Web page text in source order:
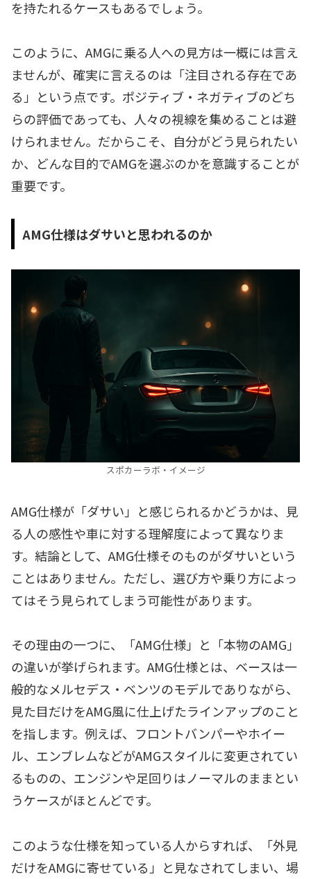
を持たれるケースもあるでしょう。
このように、AMGに乗る人への見方は一概には言え
ませんが、確実に言えるのは「注目される存在であ
る」という点です。ポジティブ・ネガティブのどち
らの評価であっても、人々の視線を集めることは避
けられません。だからこそ、自分がどう見られたい
か、どんな目的でAMGを選ぶのかを意識することが
重要です。
AMG仕様はダサいと思われるのか
スポカーラボ・イメージ
AMG仕様が「ダサい」と感じられるかどうかは、見
る人の感性や車に対する理解度によって異なりま
す。結論として、AMG仕様そのものがダサいという
ことはありません。ただし、選び方や乗り方によっ
てはそう見られてしまう可能性があります。
その理由の一つに、「AMG仕様」と「本物のAMG」
の違いが挙げられます。AMG仕様とは、ベースは一
般的なメルセデス・ベンツのモデルでありながら、
見た目だけをAMG風に仕上げたラインアップのこと
を指します。例えば、フロントバンパーやホイー
ル、エンブレムなどがAMGスタイルに変更されてい
るものの、エンジンや足回りはノーマルのままとい
うケースがほとんどです。
このような仕様を知っている人からすれば、「外見
だけをAMGに寄せている」と見なされてしまい、場